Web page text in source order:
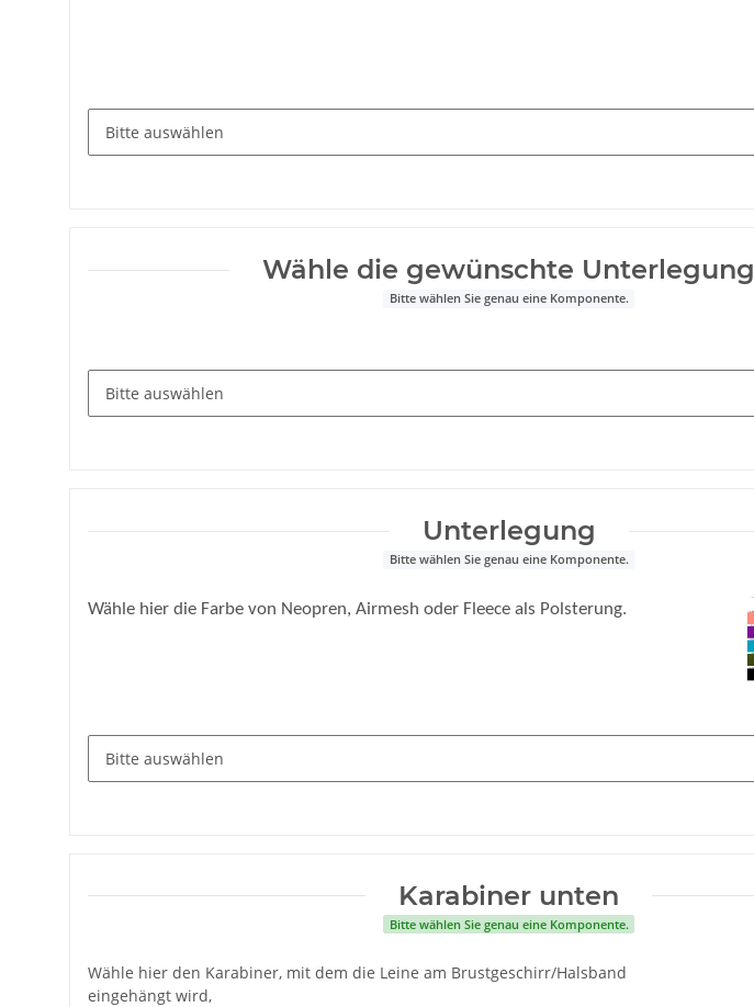
Wähle die gewünschte Unterlegung
Bitte wählen Sie genau eine Komponente.
Unterlegung
Bitte wählen Sie genau eine Komponente.
Wähle hier die Farbe von Neopren, Airmesh oder Fleece als Polsterung.
Karabiner unten
Bitte wählen Sie genau eine Komponente.
Wähle hier den Karabiner, mit dem die Leine am Brustgeschirr/Halsband
eingehängt wird,